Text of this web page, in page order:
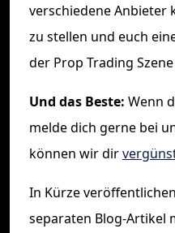
verschiedene Anbieter
zu stellen und euch
der Prop Trading
Und das Beste: Wenn
melde dich gerne bei
können wir dir
In Kürze
separaten Blog-Artikel